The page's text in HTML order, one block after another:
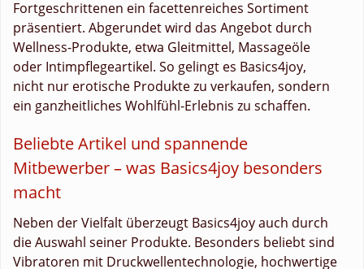
Fortgeschrittenen ein facettenreiches Sortiment
präsentiert. Abgerundet wird das Angebot durch
Wellness-Produkte, etwa Gleitmittel, Massageöle
oder Intimpflegeartikel. So gelingt es Basics4joy,
nicht nur erotische Produkte zu verkaufen, sondern
ein ganzheitliches Wohlfühl-Erlebnis zu schaffen.
Beliebte Artikel und spannende
Mitbewerber – was Basics4joy besonders
macht
Neben der Vielfalt überzeugt Basics4joy auch durch
die Auswahl seiner Produkte. Besonders beliebt sind
Vibratoren mit Druckwellentechnologie, hochwertige